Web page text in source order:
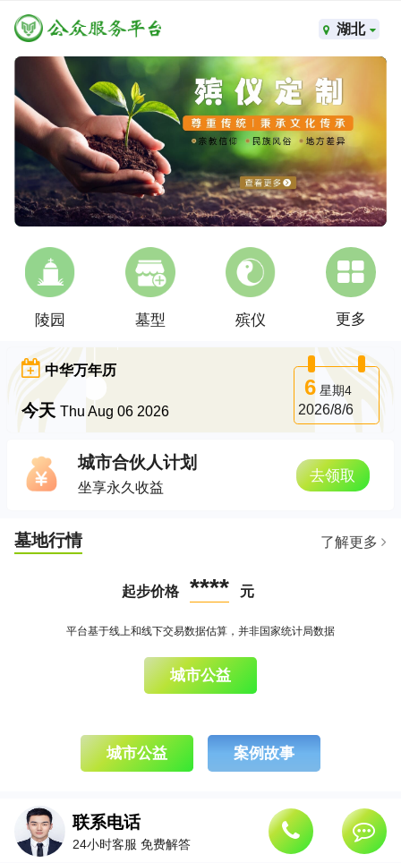
湖北
陵园 墓型 殡仪 更多
中华万年历
今天 Thu Aug 06 2026
6星期4
2026/8/6
城市合伙人计划
坐享永久收益
去领取
墓地行情 了解更多
起步价格 **** 元
平台基于线上和线下交易数据估算，并非国家统计局数据
城市公益
城市公益 案例故事
联系电话
24小时客服 免费解答